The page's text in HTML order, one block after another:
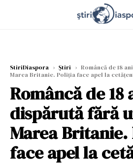
StiriDiaspora › Știri › Româncă de 18
Marea Britanie. Poliția face apel la
Româncă de 18
dispărută fără
Marea
face apel la